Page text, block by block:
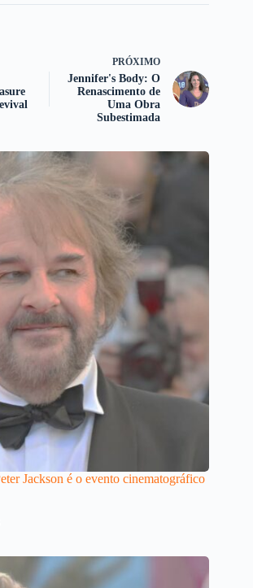
PRÓXIMO
Jennifer's Body: O
Renascimento de
Uma Obra
Subestimada
Jackson é o evento cinematográfico